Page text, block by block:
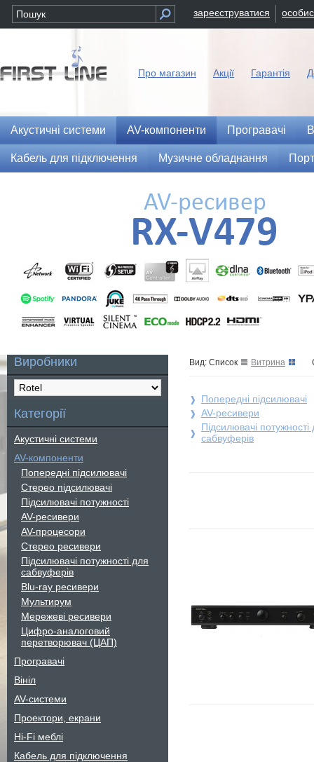
зареєструватися
Про магазин Акції Гарантія
Акустичні системи AV-компоненти Програвачі
Кабель для підключення Музичне обладнання
Виробники
Категорії
Акустичні системи
AV-компоненти
Попередні підсилювачі
Стерео підсилювачі
Підсилювачі потужності
AV-ресивери
AV-процесори
Стерео ресивери
Підсилювачі потужності для
сабвуферів
Blu-ray ресивери
Мультирум
Мережеві ресивери
Цифро-аналоговий
перетворювач (ЦАП)
Програвачі
Вініл
AV-системи
Проектори, екрани
Hi-Fi меблі
Кабель для підключення
Вид: Список Витрина
Попередні підсилювачі
AV-ресивери
Підсилювачі потужності
сабвуферів